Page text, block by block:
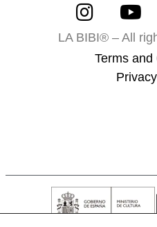
LA BIBI® – All
Terms